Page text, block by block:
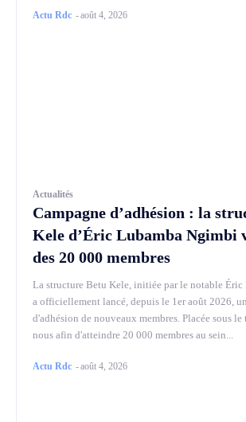
Actu Rdc -août 4, 2026
Actualités
Campagne d’adhésion : la
Kele d’Éric Lubamba Ngimbi
des 20 000 membres
La structure Betu Kele, initiée par le notable Éric
a officiellement lancé, depuis le 1er août 2026,
d'adhésion de nouveaux membres. Placée sous le
nous afin d'atteindre 20 000 membres au sein...
Actu Rdc -août 4, 2026